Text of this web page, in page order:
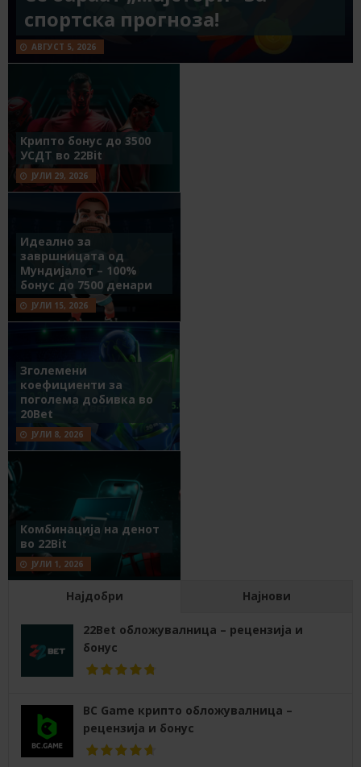
спортска прогноза!
АВГУСТ 5, 2026
Крипто бонус до 3500
УСДТ во 22Bit
ЈУЛИ 29, 2026
Идеално за
завршницата од
Мундијалот – 100%
бонус до 7500 денари
ЈУЛИ 15, 2026
Зголемени
коефициенти за
поголема добивка во
20Bet
ЈУЛИ 8, 2026
Комбинација на денот
во 22Bit
ЈУЛИ 1, 2026
Најдобри Најнови
22Bet обложувалница – рецензија и
бонус
BC Game крипто обложувалница –
рецензија и бонус